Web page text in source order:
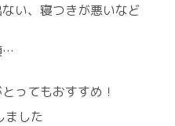
い、寝つきが悪いなど
…
ってもおすすめ！
ました